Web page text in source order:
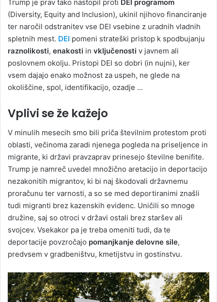
Trump je prav tako nastopil proti DEI programom
(Diversity, Equity and Inclusion), ukinil njihovo financiranje
ter naročil odstranitev vse DEI vsebine z uradnih vladnih
spletnih mest. DEI pomeni strateški pristop k spodbujanju
raznolikosti, enakosti in vključenosti v javnem ali
poslovnem okolju. Pristopi DEI so dobri (in nujni), ker
vsem dajajo enako možnost za uspeh, ne glede na
okoliščine, spol, identifikacijo, ozadje …
Vplivi se že kažejo
V minulih mesecih smo bili priča številnim protestom proti
oblasti, večinoma zaradi njenega pogleda na priseljence in
migrante, ki državi pravzaprav prinesejo številne benifite.
Trump je namreč uvedel množično aretacijo in deportacijo
nezakonitih migrantov, ki bi naj škodovali državnemu
proračunu ter varnosti, a so se med deportiranimi znašli
tudi migranti brez kazenskih evidenc. Uničili so mnoge
družine, saj so otroci v državi ostali brez staršev ali
svojcev. Vsekakor pa je treba omeniti tudi, da te
deportacije povzročajo pomanjkanje delovne sile,
predvsem v gradbeništvu, kmetijstvu in gostinstvu.